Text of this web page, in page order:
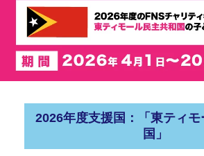
2026年度支援国：「東ティモ
国」